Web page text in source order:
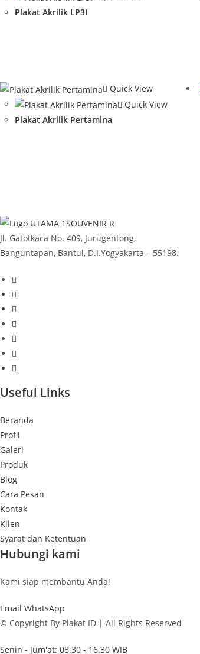
Plakat Akrilik LP3I
Quick View
Quick View
Plakat Akrilik Pertamina
Jl. Gatotkaca No. 409, Jurugentong,
Banguntapan, Bantul, D.I.Yogyakarta – 55198.
Useful Links
Beranda
Profil
Galeri
Produk
Blog
Cara Pesan
Kontak
Klien
Syarat dan Ketentuan
Hubungi kami
Kami siap membantu Anda!
Email WhatsApp
© Copyright By Plakat ID | All Rights Reserved
Senin - Jum'at: 08.30 - 16.30 WIB